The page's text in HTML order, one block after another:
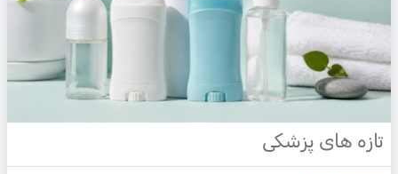
تازه های پزشکی